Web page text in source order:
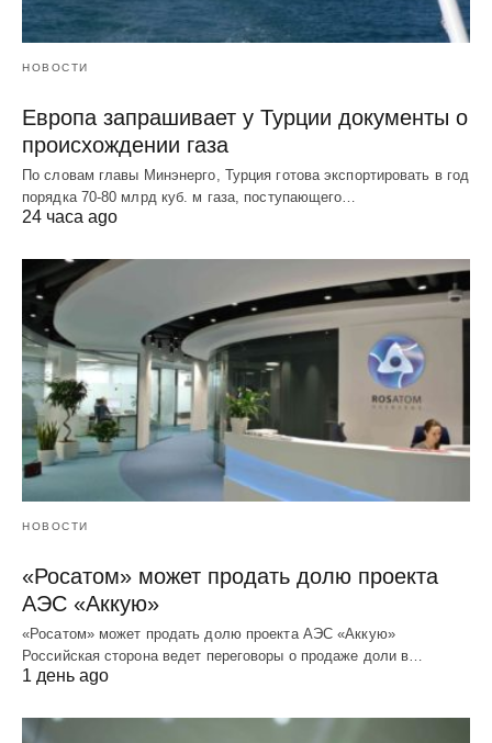
НОВОСТИ
Европа запрашивает у Турции документы о
происхождении газа
По словам главы Минэнерго, Турция готова экспортировать в год
порядка 70-80 млрд куб. м газа, поступающего…
24 часа ago
НОВОСТИ
«Росатом» может продать долю проекта
АЭС «Аккую»
«Росатом» может продать долю проекта АЭС «Аккую»
Российская сторона ведет переговоры о продаже доли в…
1 день ago